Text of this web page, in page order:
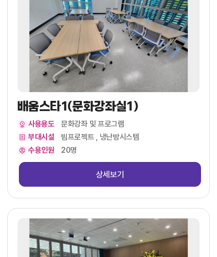
배움스타1(문화강좌실1)
사용용도
문화강좌 및 프로그램
부대시설
빔프로젝트 , 냉난방시스템
수용인원
20명
상세보기